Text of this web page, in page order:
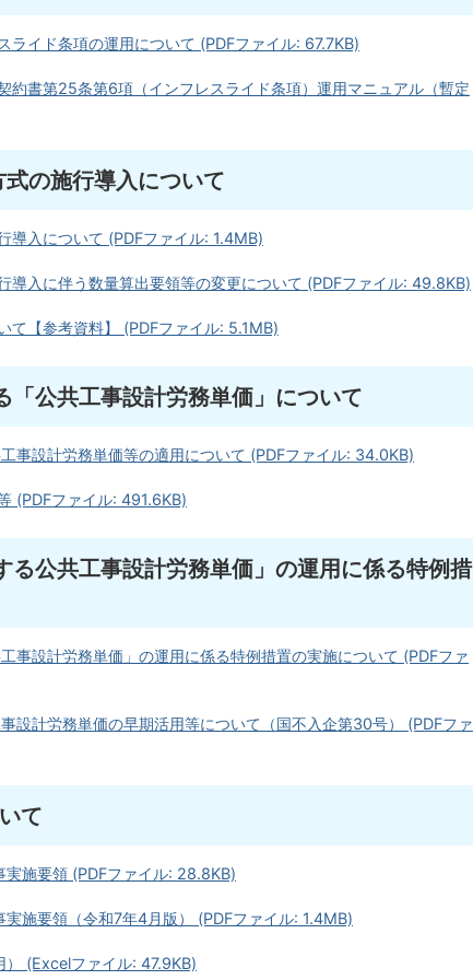
ライド条項の運用について (PDFファイル: 67.7KB)
約書第25条第6項（インフレスライド条項）運用マニュアル（暫定
の施行導入について
導入について (PDFファイル: 1.4MB)
導入に伴う数量算出要領等の変更について (PDFファイル: 49.8KB)
て【参考資料】 (PDFファイル: 5.1MB)
公共工事設計労務単価」について
事設計労務単価等の適用について (PDFファイル: 34.0KB)
(PDFファイル: 491.6KB)
る公共工事設計労務単価」の運用に係る特例措
事設計労務単価」の運用に係る特例措置の実施について (PDFファ
設計労務単価の早期活用等について（国不入企第30号） (PDFファ
て
施要領 (PDFファイル: 28.8KB)
施要領（令和7年4月版） (PDFファイル: 1.4MB)
(Excelファイル: 47.9KB)